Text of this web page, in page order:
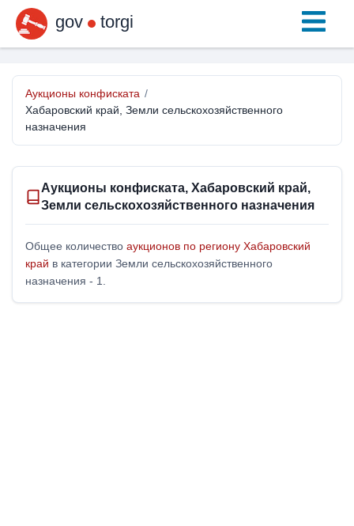
gov torgi
Аукционы конфиската /
Хабаровский край, Земли сельскохозяйственного
назначения
Аукционы конфиската, Хабаровский край,
Земли сельскохозяйственного назначения
Общее количество аукционов по региону Хабаровский
край в категории Земли сельскохозяйственного
назначения - 1.